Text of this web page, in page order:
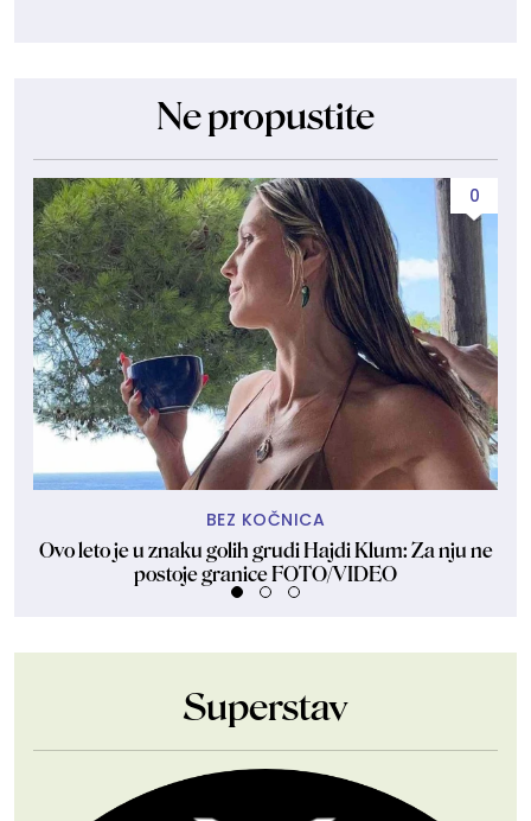
Ne propustite
0
BEZ KOČNICA
Ovo leto je u znaku golih grudi Hajdi Klum: Za nju ne
postoje granice FOTO/VIDEO
Superstav